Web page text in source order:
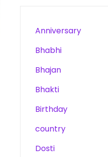
Anniversary
Bhabhi
Bhajan
Bhakti
Birthday
country
Dosti